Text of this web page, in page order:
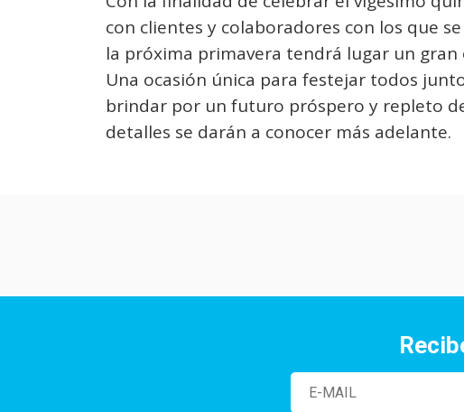
con clientes y colaboradores con los que
la próxima primavera tendrá lugar un
Una ocasión única para festejar todos
brindar por un futuro próspero y repleto
detalles se darán a conocer más adelante.